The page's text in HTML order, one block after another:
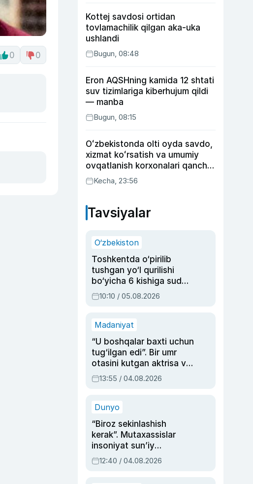
0 0
Kottej savdosi ortidan
tovlamachilik qilgan aka-uka
ushlandi
Bugun, 08:48
Eron AQSHning kamida 12 shtati
suv tizimlariga kiberhujum qildi
— manba
Bugun, 08:15
Oʻzbekistonda olti oyda savdo,
xizmat koʻrsatish va umumiy
ovqatlanish korxonalari qancha
soliq toʻlagani ochiqlandi
Kecha, 23:56
Tavsiyalar
O‘zbekiston
Toshkentda o‘pirilib
tushgan yo‘l qurilishi
bo‘yicha 6 kishiga sud
hukmi o‘qildi
10:10 / 05.08.2026
Madaniyat
“U boshqalar baxti uchun
tug‘ilgan edi”. Bir umr
otasini kutgan aktrisa va
dublyaj ustasi Rimma
Ahmedovaning
13:55 / 04.08.2026
Dunyo
“Biroz sekinlashish
kerak”. Mutaxassislar
insoniyat sun’iy
intellektni boshqara
olmay qolishidan xavotir
12:40 / 04.08.2026